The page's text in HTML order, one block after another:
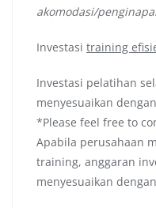
akomodasi/
Investasi training
Investasi pelatihan
menyesuaikan
*Please feel free to
Apabila perusahaan
training, anggaran
menyesuaikan